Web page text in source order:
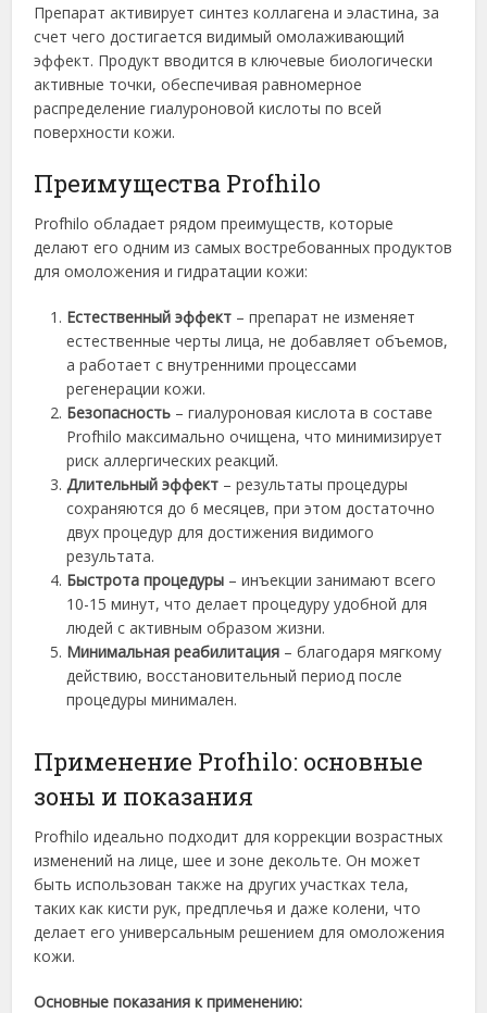
Препарат активирует синтез коллагена и эластина, за
счет чего достигается видимый омолаживающий
эффект. Продукт вводится в ключевые биологически
активные точки, обеспечивая равномерное
распределение гиалуроновой кислоты по всей
поверхности кожи.
Преимущества Profhilo
Profhilo обладает рядом преимуществ, которые
делают его одним из самых востребованных продуктов
для омоложения и гидратации кожи:
Естественный эффект – препарат не изменяет
естественные черты лица, не добавляет объемов,
а работает с внутренними процессами
регенерации кожи.
Безопасность – гиалуроновая кислота в составе
Profhilo максимально очищена, что минимизирует
риск аллергических реакций.
Длительный эффект – результаты процедуры
сохраняются до 6 месяцев, при этом достаточно
двух процедур для достижения видимого
результата.
Быстрота процедуры – инъекции занимают всего
10-15 минут, что делает процедуру удобной для
людей с активным образом жизни.
Минимальная реабилитация – благодаря мягкому
действию, восстановительный период после
процедуры минимален.
Применение Profhilo: основные
зоны и показания
Profhilo идеально подходит для коррекции возрастных
изменений на лице, шее и зоне декольте. Он может
быть использован также на других участках тела,
таких как кисти рук, предплечья и даже колени, что
делает его универсальным решением для омоложения
кожи.
Основные показания к применению: